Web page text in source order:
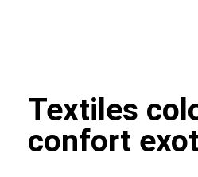
Textiles
confort